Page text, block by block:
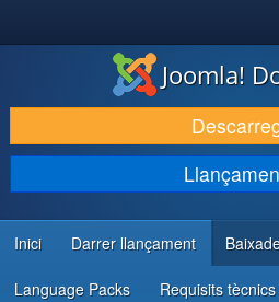
DESCARREGA & AMPLIA
DESCOBRIR & APRENDRE
COMUNITAT & SUPORT
RECURSOS PER DESENVOLUPADORS/ES
Joomla!
Inici Darrer llançament
Language Packs Requisits tècnics